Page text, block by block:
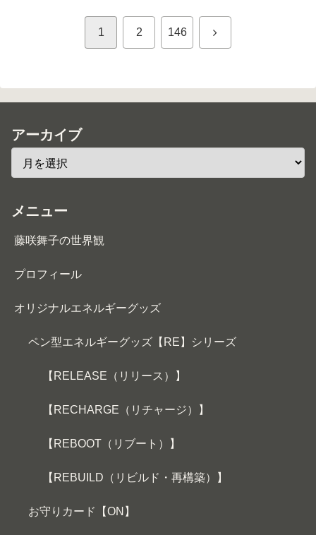
1 2 146 次
アーカイブ
メニュー
藤咲舞子の世界観
プロフィール
オリジナルエネルギーグッズ
ペン型エネルギーグッズ【RE】シリーズ
【RELEASE（リリース）】
【RECHARGE（リチャージ）】
【REBOOT（リブート）】
【REBUILD（リビルド・再構築）】
お守りカード【ON】